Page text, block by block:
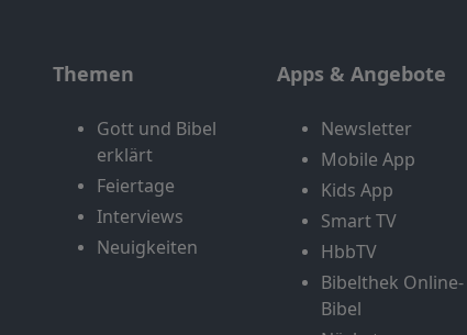
Themen
Gott und Bibel
erklärt
Feiertage
Interviews
Neuigkeiten
Apps & Angebote
Newsletter
Mobile App
Kids App
Smart TV
HbbTV
Bibelthek Online-
Bibel